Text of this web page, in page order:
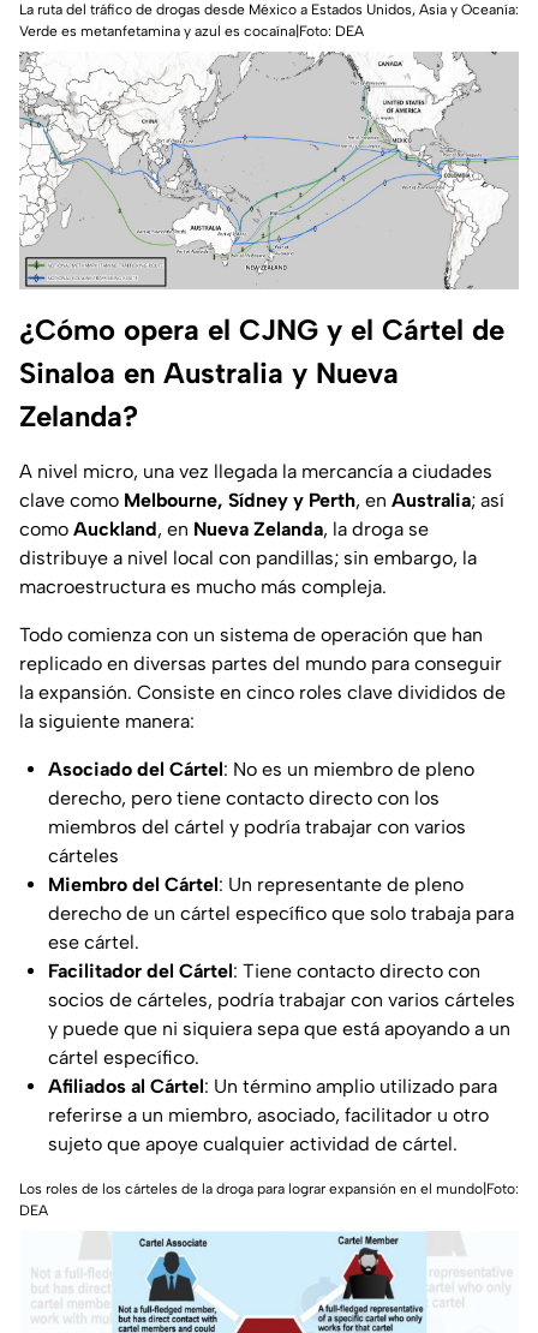
La ruta del tráfico de drogas desde México a Estados Unidos, Asia y Oceanía:
Verde es metanfetamina y azul es cocaína| Foto: DEA
¿Cómo opera el CJNG y el Cártel de
Sinaloa en Australia y Nueva
Zelanda?
A nivel micro, una vez llegada la mercancía a ciudades
clave como Melbourne, Sídney y Perth, en Australia; así
como Auckland, en Nueva Zelanda, la droga se
distribuye a nivel local con pandillas; sin embargo, la
macroestructura es mucho más compleja.
Todo comienza con un sistema de operación que han
replicado en diversas partes del mundo para conseguir
la expansión. Consiste en cinco roles clave divididos de
la siguiente manera:
Asociado del Cártel: No es un miembro de pleno
derecho, pero tiene contacto directo con los
miembros del cártel y podría trabajar con varios
cárteles
Miembro del Cártel: Un representante de pleno
derecho de un cártel específico que solo trabaja para
ese cártel.
Facilitador del Cártel: Tiene contacto directo con
socios de cárteles, podría trabajar con varios cárteles
y puede que ni siquiera sepa que está apoyando a un
cártel específico.
Afiliados al Cártel: Un término amplio utilizado para
referirse a un miembro, asociado, facilitador u otro
sujeto que apoye cualquier actividad de cártel.
Los roles de los cárteles de la droga para lograr expansión en el mundo| Foto:
DEA